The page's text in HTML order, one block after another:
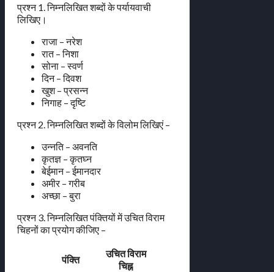
प्रश्न 1. निम्नलिखित शब्दों के पर्यायवाची
लिखिए।
राजा – नरेश
रात – निशा
सोना – स्वर्ण
दिन – दिवश
खुश – प्रसन्न
निगाह – दृष्टि
प्रश्न 2. निम्नलिखित शब्दों के विलोम लिखिएं –
उन्नति – अवनति
कृतज्ञ – कृतघ्न
बेईमान – ईमानदार
अमीर – गरीब
अच्छा – बुरा
प्रश्न 3. निम्नलिखित पंक्तियों में उचित विराम
चिहनों का प्रयोग कीजिए –
पंक्ति
उचित विराम
चिह्न